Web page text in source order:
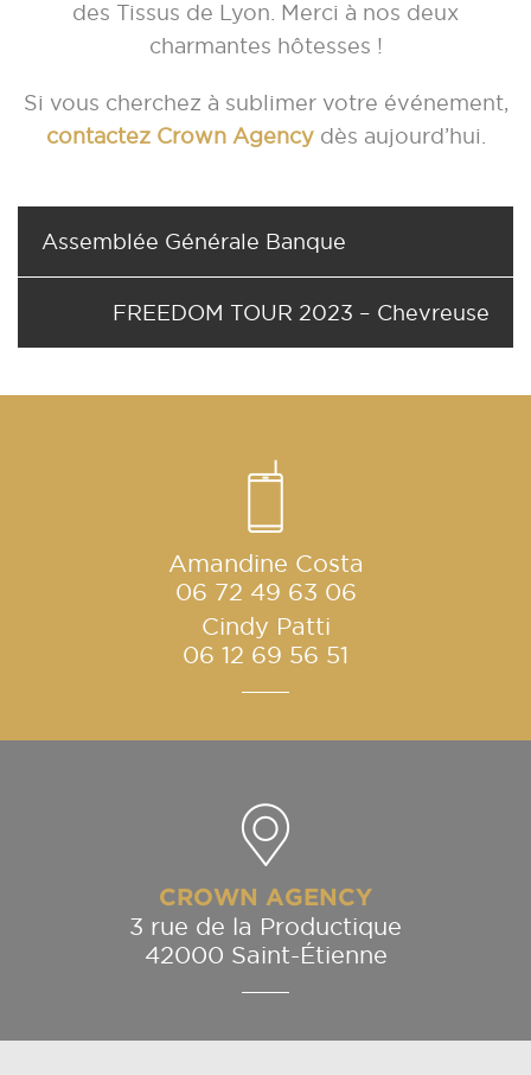
des Tissus de Lyon. Merci à nos deux
charmantes hôtesses !
Si vous cherchez à sublimer votre événement,
contactez Crown Agencydès aujourd’hui.
Assemblée Générale Banque
FREEDOM TOUR 2023 – Chevreuse
Amandine Costa
06 72 49 63 06
Cindy Patti
06 12 69 56 51
CROWN AGENCY
3 rue de la Productique
42000 Saint-Étienne